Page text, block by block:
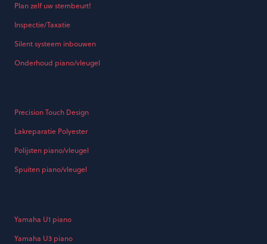
Plan zelf uw stembeurt!
Inspectie/Taxatie
Silent systeem inbouwen
Onderhoud piano/vleugel
Precision Touch Design
Lakreparatie Polyester
Polijsten piano/vleugel
Spuiten piano/vleugel
Yamaha U1 piano
Yamaha U3 piano